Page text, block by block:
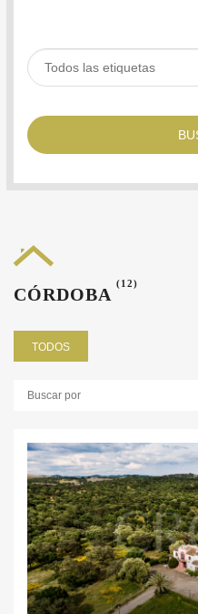
CÓRDOBA
(12)
TODOS
Buscar por